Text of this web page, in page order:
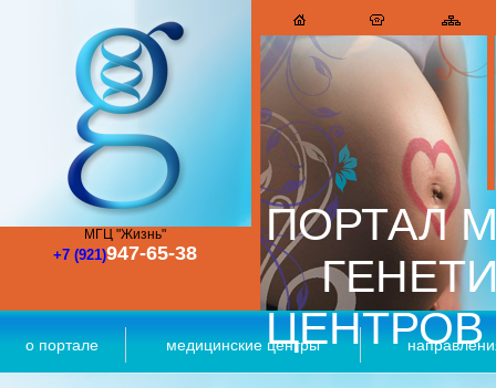
МГЦ "Жизнь"
+7 (921)947-65-38
ПОРТАЛ
ЦЕНТРОВ
о портале медицинские центры